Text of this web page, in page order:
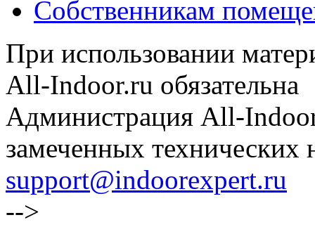
Собственникам
При использовании
All-Indoor.ru обязательна
Администрация All-
замеченных технических
support@indoorexpert.ru
-->